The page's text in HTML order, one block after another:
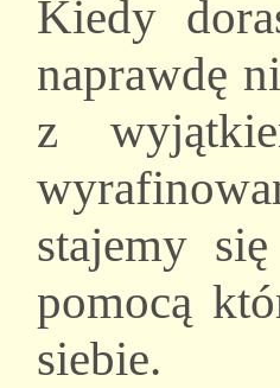
Kiedy
naprawdę
z
stajemy
pomocą
siebie.